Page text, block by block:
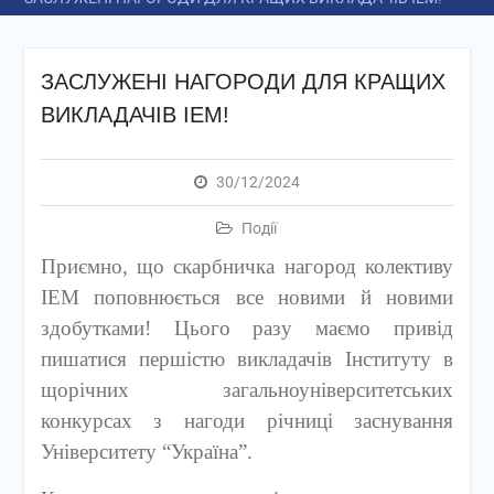
ЗАСЛУЖЕНІ НАГОРОДИ ДЛЯ КРАЩИХ
ВИКЛАДАЧІВ ІЕМ!
30/12/2024
Події
Приємно, що скарбничка нагород колективу
ІЕМ поповнюється все новими й новими
здобутками! Цього разу маємо привід
пишатися першістю викладачів Інституту в
щорічних загальноуніверситетських
конкурсах з нагоди річниці заснування
Університету “Україна”.